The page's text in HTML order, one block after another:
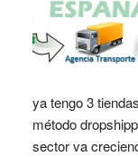
ya tengo 3
método
sector va